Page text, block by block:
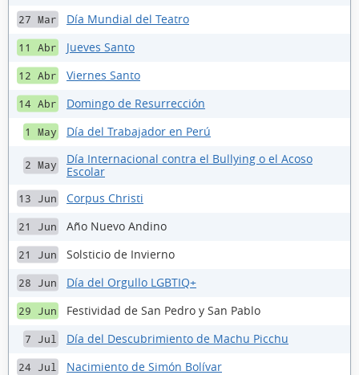
27 Mar Día Mundial del Teatro
11 Abr Jueves Santo
12 Abr Viernes Santo
14 Abr Domingo de Resurrección
1 May Día del Trabajador en Perú
2 May
Día Internacional contra el Bullying o el Acoso
Escolar
13 Jun Corpus Christi
21 Jun Año Nuevo Andino
21 Jun Solsticio de Invierno
28 Jun Día del Orgullo LGBTIQ+
29 Jun Festividad de San Pedro y San Pablo
7 Jul Día del Descubrimiento de Machu Picchu
24 Jul Nacimiento de Simón Bolívar